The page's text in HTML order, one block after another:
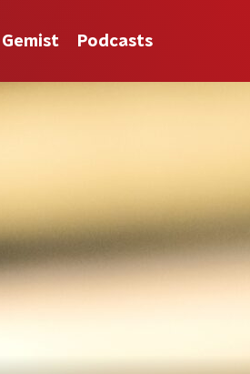
Gemist Podcasts